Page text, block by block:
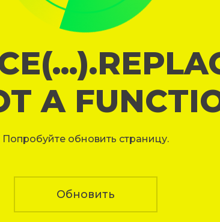
A
Попробуйте обновить страницу.
Обновить